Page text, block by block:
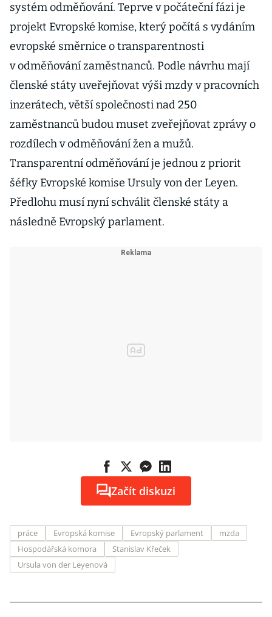
systém odměňování. Teprve v počáteční fázi je
projekt Evropské komise, který počítá s vydáním
evropské směrnice o transparentnosti
v odměňování zaměstnanců. Podle návrhu mají
členské státy uveřejňovat výši mzdy v pracovních
inzerátech, větší společnosti nad 250
zaměstnanců budou muset zveřejňovat zprávy o
rozdílech v odměňování žen a mužů.
Transparentní odměňování je jednou z priorit
šéfky Evropské komise Ursuly von der Leyen.
Předlohu musí nyní schválit členské státy a
následně Evropský parlament.
Začít diskuzi
práce Evropská komise Evropský parlament
mzda
Hospodářská komora
Stanislav Křeček
Ursula von der Leyenová